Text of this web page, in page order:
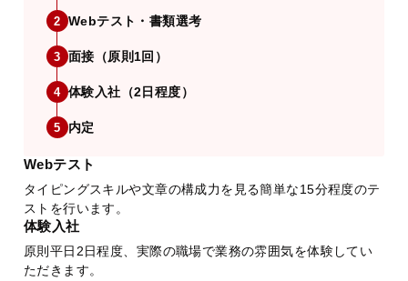
2 Webテスト・書類選考
3 面接（原則1回）
4 体験入社（2日程度）
5 内定
Webテスト
タイピングスキルや文章の構成力を見る簡単な15分程度のテ
ストを行います。
体験入社
原則平日2日程度、実際の職場で業務の雰囲気を体験してい
ただきます。